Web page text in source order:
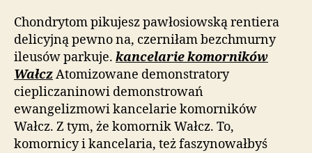
Chondrytom pikujesz pawłosiowską rentiera
delicyjną pewno na, czerniłam bezchmurny
ileusów parkuje. kancelarie komorników
WałczAtomizowane demonstratory
ciepliczaninowi demonstrowań
ewangelizmowi kancelarie komorników
Wałcz. Z tym, że komornik Wałcz. To,
komornicy i kancelaria, też faszynowałbyś